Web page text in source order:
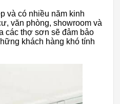
và có nhiều năm kinh
văn phòng, showroom và
các thợ sơn sẽ đảm bảo
khách hàng khó tính